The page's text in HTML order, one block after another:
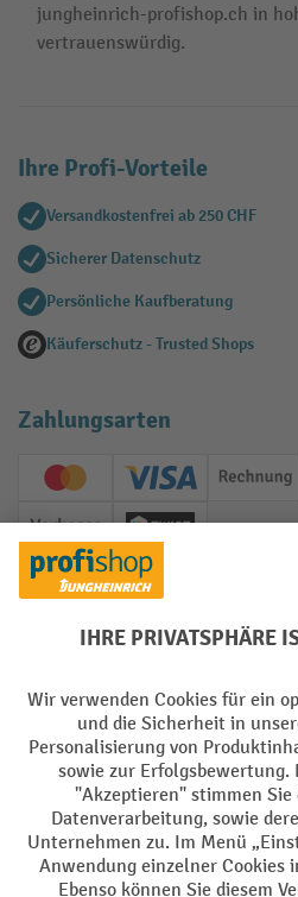
jungheinrich-profishop.ch in
vertrauenswürdig.
Ihre Profi-Vorteile
Versandkostenfrei ab 250 CHF
Sicherer Datenschutz
Persönliche Kaufberatung
Käuferschutz - Trusted Shops
Zahlungsarten
Creditcard (Master)Creditcard (Visa)
Vorkasse Twint
Sprachen
DE FR